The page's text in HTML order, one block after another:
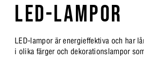
LED-LAMPOR
LED-lampor är energieffektiva och har
i olika färger och dekorationslampor